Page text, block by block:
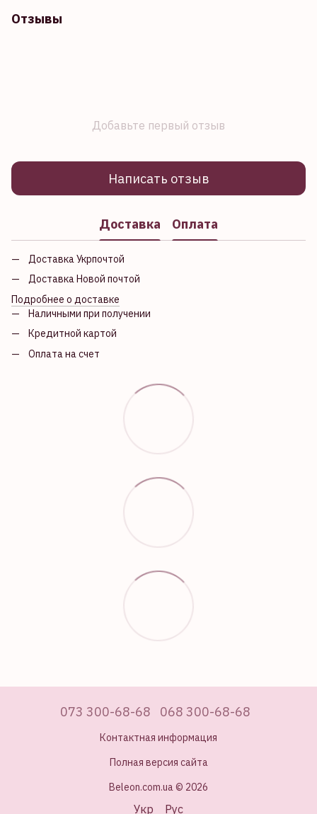
Отзывы
Добавьте первый отзыв
Написать отзыв
Доставка Оплата
Доставка Укрпочтой
Доставка Новой почтой
Подробнее о доставке
Наличными при получении
Кредитной картой
Оплата на счет
073 300-68-68 068 300-68-68
Контактная информация
Полная версия сайта
Beleon.com.ua © 2026
Укр Рус